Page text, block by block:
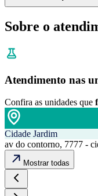
Sobre o
Atendimento nas
Confira as unidades que
Cidade Jardim
av do contorno, 7777 -
Mostrar todas